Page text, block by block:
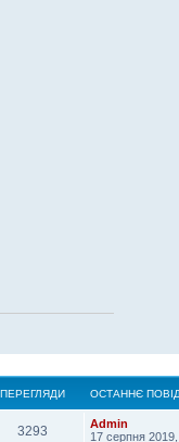
ПЕРЕГЛЯДИ ОСТАННЄ
3293
Admin
17 серпня